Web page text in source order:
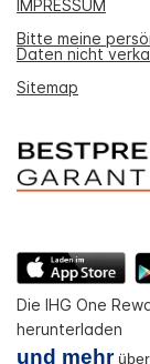
IMPRESSUM
Bitte meine
Daten nicht
Sitemap
Die IHG One
herunterladen
und mehrüber